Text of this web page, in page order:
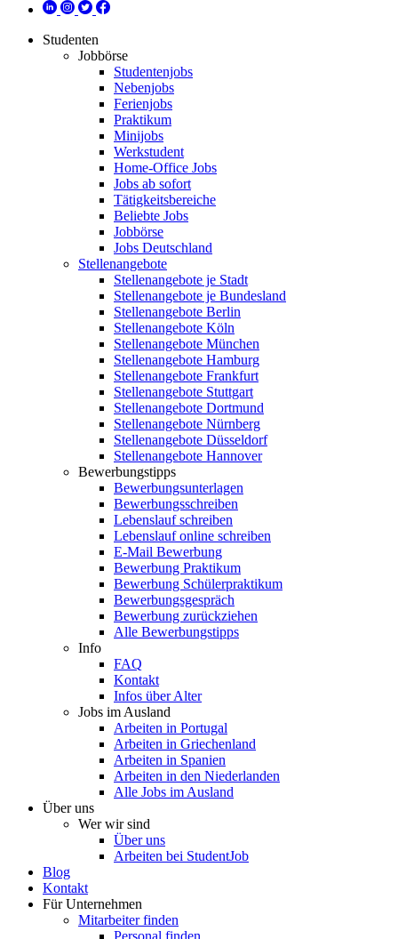
Studenten
Jobbörse
Studentenjobs
Nebenjobs
Ferienjobs
Praktikum
Minijobs
Werkstudent
Home-Office Jobs
Jobs ab sofort
Tätigkeitsbereiche
Beliebte Jobs
Jobbörse
Jobs Deutschland
Stellenangebote
Stellenangebote je Stadt
Stellenangebote je Bundesland
Stellenangebote Berlin
Stellenangebote Köln
Stellenangebote München
Stellenangebote Hamburg
Stellenangebote Frankfurt
Stellenangebote Stuttgart
Stellenangebote Dortmund
Stellenangebote Nürnberg
Stellenangebote Düsseldorf
Stellenangebote Hannover
Bewerbungstipps
Bewerbungsunterlagen
Bewerbungsschreiben
Lebenslauf schreiben
Lebenslauf online schreiben
E-Mail Bewerbung
Bewerbung Praktikum
Bewerbung Schülerpraktikum
Bewerbungsgespräch
Bewerbung zurückziehen
Alle Bewerbungstipps
Info
FAQ
Kontakt
Infos über Alter
Jobs im Ausland
Arbeiten in Portugal
Arbeiten in Griechenland
Arbeiten in Spanien
Arbeiten in den Niederlanden
Alle Jobs im Ausland
Über uns
Wer wir sind
Über uns
Arbeiten bei StudentJob
Blog
Kontakt
Für Unternehmen
Mitarbeiter finden
Personal finden